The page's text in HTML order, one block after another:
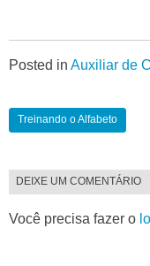
Posted in Auxiliar de
Treinando o Alfabeto
DEIXE UM COMENTÁRIO
Você precisa fazer o